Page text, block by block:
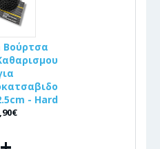
Βούρτσα
- Hard